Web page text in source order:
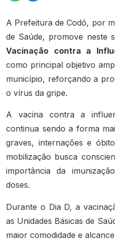
A Prefeitura de Codó, por
de Saúde, promove neste
Vacinação contra a
como principal objetivo
município, reforçando a
o vírus da gripe.
A vacina contra a
continua sendo a forma
graves, internações e
mobilização busca
importância da
doses.
Durante o Dia D, a
as Unidades Básicas de
maior comodidade e